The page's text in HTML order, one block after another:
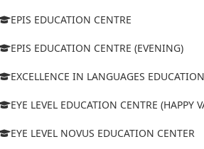
EPIS EDUCATION CENTRE
EPIS EDUCATION CENTRE (EVENING)
EXCELLENCE IN LANGUAGES
EYE LEVEL EDUCATION CENTRE (HAPPY
EYE LEVEL NOVUS EDUCATION CENTER